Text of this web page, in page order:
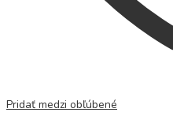
Pridať medzi obľúbené